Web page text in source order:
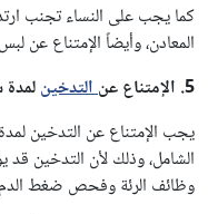
كما يجب على النساء تجنب
المعادن، وأيضاً الإمتناع عن
5. الإمتناع عن
التدخين
يجب الإمتناع عن التدخين
الشامل، وذلك لأن التدخين
وظائف الرئة وفحص ضغط